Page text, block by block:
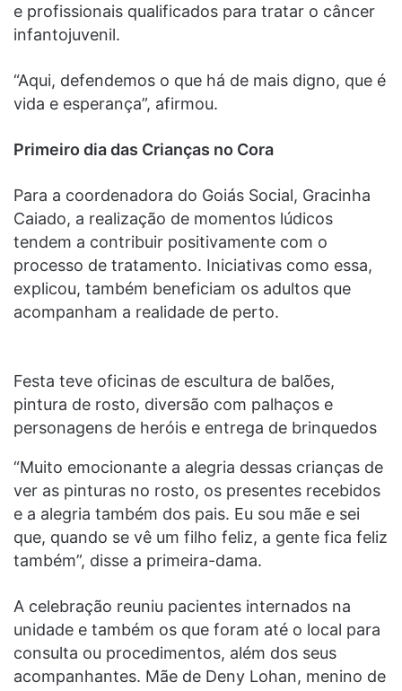
e profissionais qualificados para tratar o câncer
infantojuvenil.
“Aqui, defendemos o que há de mais digno, que é
vida e esperança”, afirmou.
Primeiro dia das Crianças no Cora
Para a coordenadora do Goiás Social, Gracinha
Caiado, a realização de momentos lúdicos
tendem a contribuir positivamente com o
processo de tratamento. Iniciativas como essa,
explicou, também beneficiam os adultos que
acompanham a realidade de perto.
Festa teve oficinas de escultura de balões,
pintura de rosto, diversão com palhaços e
personagens de heróis e entrega de brinquedos
“Muito emocionante a alegria dessas crianças de
ver as pinturas no rosto, os presentes recebidos
e a alegria também dos pais. Eu sou mãe e sei
que, quando se vê um filho feliz, a gente fica feliz
também”, disse a primeira-dama.
A celebração reuniu pacientes internados na
unidade e também os que foram até o local para
consulta ou procedimentos, além dos seus
acompanhantes. Mãe de Deny Lohan, menino de